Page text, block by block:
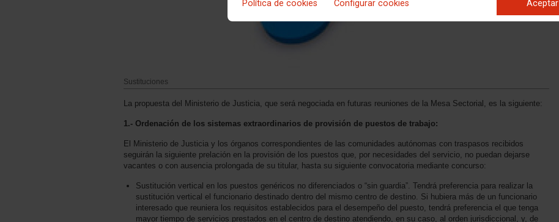
Política de cookies Configurar cookies Aceptar
Sustituciones
La propuesta del Ministerio de Justicia, que será negociada en futuras reuniones de la Mesa Sectorial, es la siguiente:
1.- Ordenación de los sistemas extraordinarios de provisión de puestos de trabajo:
El Ministerio de Justicia y los órganos correspondientes de las comunidades autónomas con traspasos recibidos
seguirán la siguiente prelación en la provisión de los puestos que, por necesidades del servicio, no puedan dejarse
vacantes o con ausencia prolongada de su titular, hasta su siguiente convocatoria mediante concurso:
Sustitución vertical en los puestos genéricos no diferenciados o “sin guardia”. Tendrá preferencia para realizar la
sustitución vertical el funcionario destinado dentro del mismo centro de destino. Si hubiera más de un funcionario
interesado que reuniera los requisitos establecidos para el desempeño del puesto, tendrá preferencia el que tenga
mayor tiempo de servicios prestados en el centro de destino atendiendo, en su caso, al orden jurisdiccional, y, de